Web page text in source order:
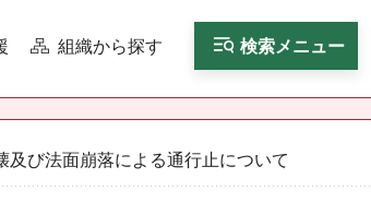
組織から探す 検索メニュー
び法面崩落による通行止について